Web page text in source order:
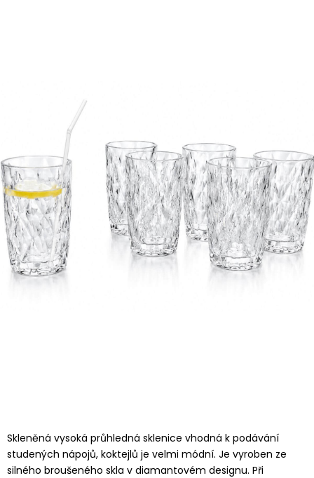
Skleněná vysoká průhledná sklenice vhodná k podávání
studených nápojů, koktejlů je velmi módní. Je vyroben ze
silného broušeného skla v diamantovém designu. Při